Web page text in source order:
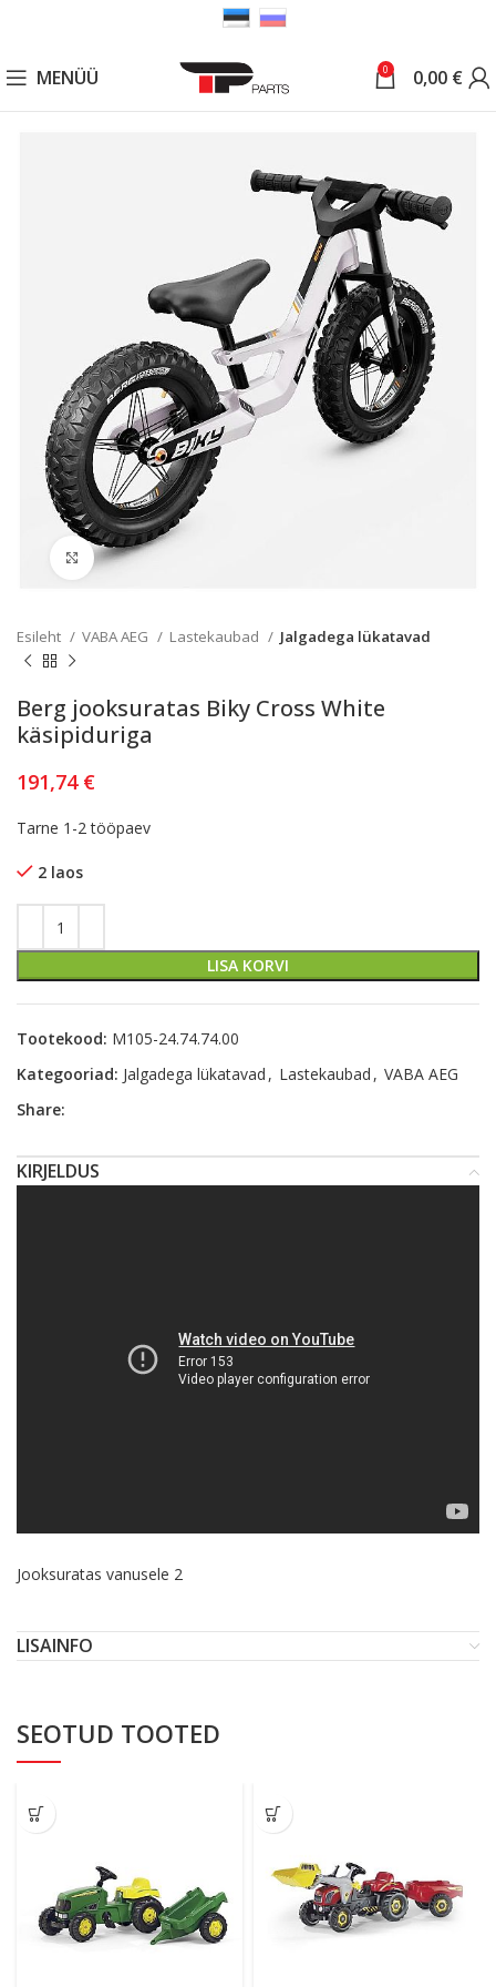
MENÜÜ 0 0,00 €
Kliki lülitamiseks
Esileht VABA AEG Lastekaubad Jalgadega lükatavad
Berg jooksuratas Biky Cross White
käsipiduriga
191,74 €
Tarne 1-2 tööpaev
2 laos
LISA KORVI
Tootekood: M105-24.74.74.00
Kategooriad: Jalgadega lükatavad , Lastekaubad , VABA AEG
Share:
KIRJELDUS
Jooksuratas vanusele 2
LISAINFO
SEOTUD TOOTED